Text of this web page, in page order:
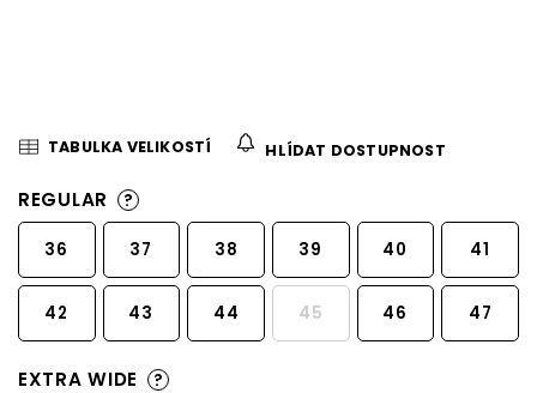
TABULKA VELIKOSTÍ HLÍDAT DOSTUPNOST
REGULAR ?
36 37 38 39 40 41
42 43 44 45 46 47
EXTRA WIDE ?